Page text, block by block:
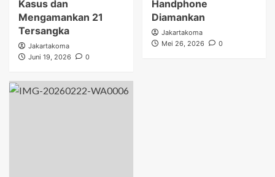
Kasus dan
Mengamankan 21
Tersangka
Jakartakoma
Juni 19, 2026
0
Handphone
Diamankan
Jakartakoma
Mei 26, 2026
0